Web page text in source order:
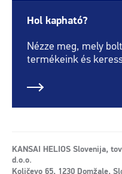
Hol kapható?
Nézze meg, mely
termékeink és
KANSAI HELIOS Slovenija,
d.o.o.
Količevo 65, 1230 Domžale,